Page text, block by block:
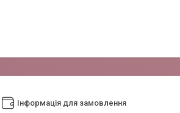
Інформація для замовлення